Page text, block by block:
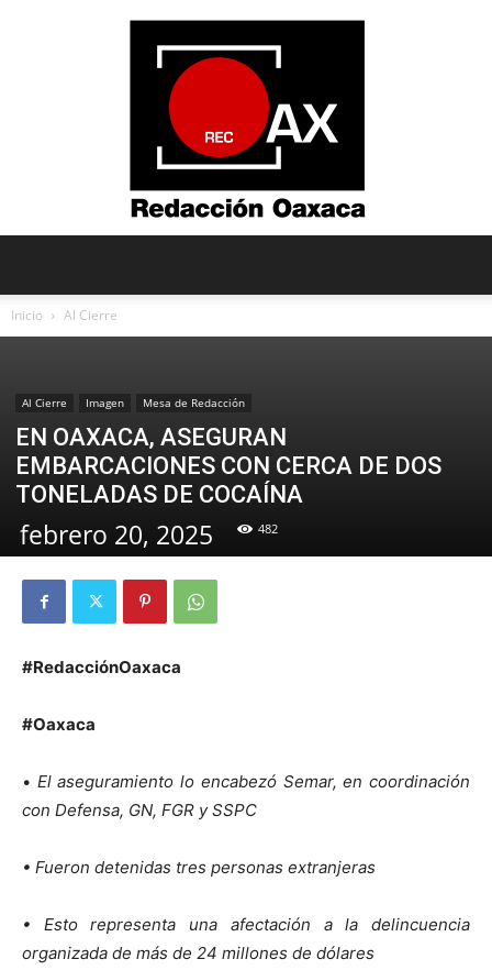
Inicio Al Cierre
Al Cierre Imagen Mesa de Redacción
EN OAXACA, ASEGURAN
EMBARCACIONES CON CERCA DE DOS
TONELADAS DE COCAÍNA
febrero 20, 2025 482
#RedacciónOaxaca
#Oaxaca
• El aseguramiento lo encabezó Semar, en coordinación
con Defensa, GN, FGR y SSPC
• Fueron detenidas tres personas extranjeras
• Esto representa una afectación a la delincuencia
organizada de más de 24 millones de dólares